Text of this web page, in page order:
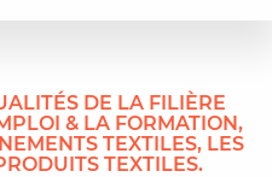
DE LA FILIÈRE
& LA FORMATION,
TEXTILES, LES
TEXTILES.